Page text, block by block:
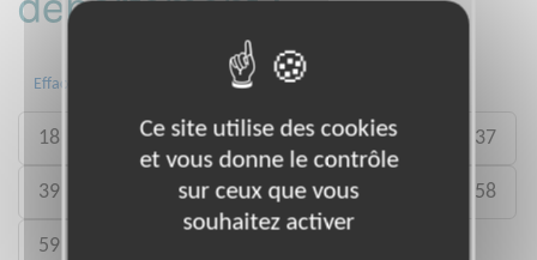
Effacer Toute la France 03
18 21 23 25 28 37
39 43 45 51 54 58
59
Ce site utilise des cookies
et vous donne le contrôle
sur ceux que vous
souhaitez activer